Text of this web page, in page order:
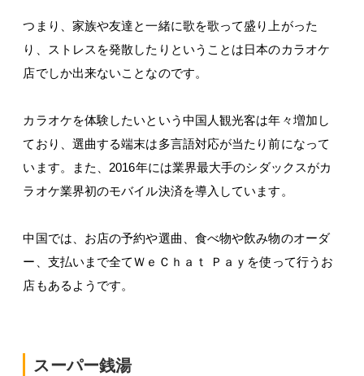
つまり、家族や友達と一緒に歌を歌って盛り上がった
り、ストレスを発散したりということは日本のカラオケ
店でしか出来ないことなのです。
カラオケを体験したいという中国人観光客は年々増加し
ており、選曲する端末は多言語対応が当たり前になって
います。また、2016年には業界最大手のシダックスがカ
ラオケ業界初のモバイル決済を導入しています。
中国では、お店の予約や選曲、食べ物や飲み物のオーダ
ー、支払いまで全てＷｅＣｈａｔ Ｐａｙを使って行うお
店もあるようです。
スーパー銭湯